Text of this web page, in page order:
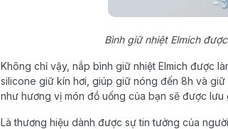
Bình giữ nhiệt Elmich
Không chỉ vậy, nắp bình giữ nhiệt Elmich được
silicone giữ kín hơi, giúp giữ nóng đến 8h và
như hương vị món đồ uống của bạn sẽ được lưu
Là thương hiệu dành được sự tin tưởng của